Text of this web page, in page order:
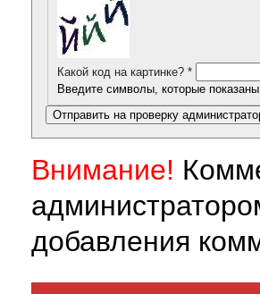
Какой код на картинке? *
Введите символы, которые показаны
Внимание!
добавления